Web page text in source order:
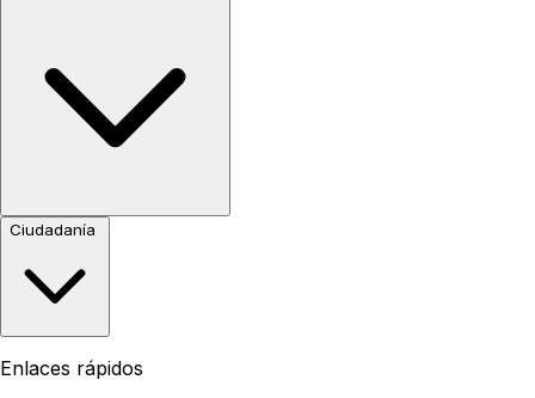
Ciudadanía
Enlaces rápidos